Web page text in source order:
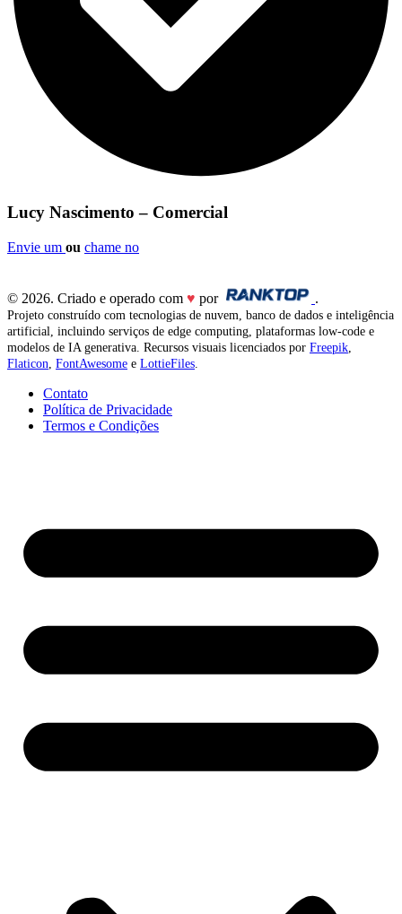
Lucy Nascimento – Comercial
Envie um ou chame no
© 2026. Criado e operado com ♥ por .
Projeto construído com tecnologias de nuvem, banco de dados e inteligência
artificial, incluindo serviços de edge computing, plataformas low-code e
modelos de IA generativa. Recursos visuais licenciados por Freepik
Flaticon FontAwesome e LottieFiles
Contato
Política de Privacidade
Termos e Condições